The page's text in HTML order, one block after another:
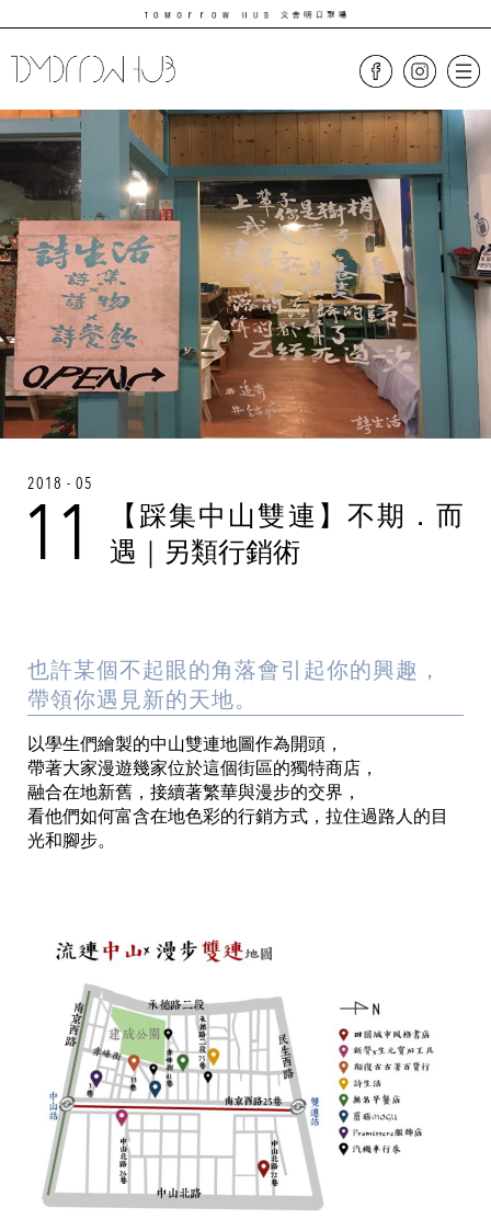
2018 - 05
11
【踩集中山雙連】不期．而
遇｜另類行銷術
也許某個不起眼的角落會引起你的興趣，
帶領你遇見新的天地。
以學生們繪製的中山雙連地圖作為開頭，
帶著大家漫遊幾家位於這個街區的獨特商店，
融合在地新舊，接續著繁華與漫步的交界，
看他們如何富含在地色彩的行銷方式，拉住過路人的目
光和腳步。